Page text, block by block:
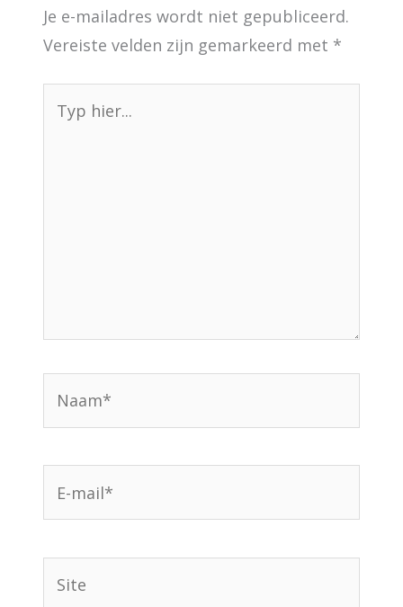
Je e-mailadres wordt niet gepubliceerd.
Vereiste velden zijn gemarkeerd met *
hier...